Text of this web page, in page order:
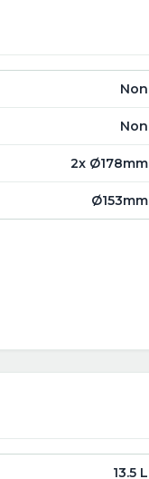
Non
Non
2x Ø178mm
Ø153mm
13.5 L